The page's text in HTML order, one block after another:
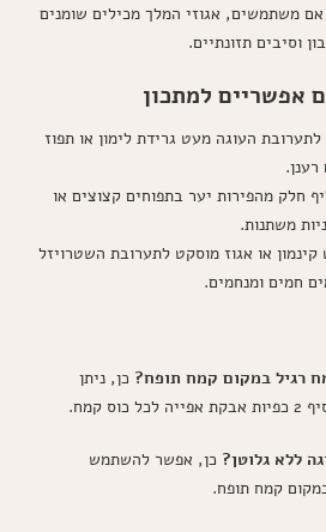
משתמשים, אגוזי המלך מכילים שומנים
וסיבים תזונתיים.
אפשריים למתכון
לתערובת העוגה מעט גרידת לימון או תפוז
חלק מהפירות יער בתפוחים קצוצים או
משתנות.
או אגוז מוסקט לתערובת השטרויזל
חמים ומנחמים.
רגיל במקום קמח תופח? כן, ניתן
קמח.
ללא גלוטן? כן, אפשר להשתמש
קמח תופח.